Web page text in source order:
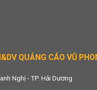
QUẢNG CÁO VŨ
Nghị - TP. Hải Dương